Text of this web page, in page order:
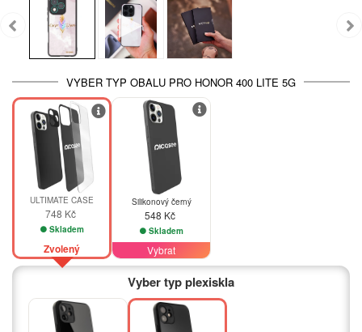
VYBER TYP OBALU PRO HONOR 400 LITE 5G
ULTIMATE CASE
748 Kč
Skladem
Zvolený
Silikonový černý
548 Kč
Skladem
Vybrat
Vyber typ plexiskla